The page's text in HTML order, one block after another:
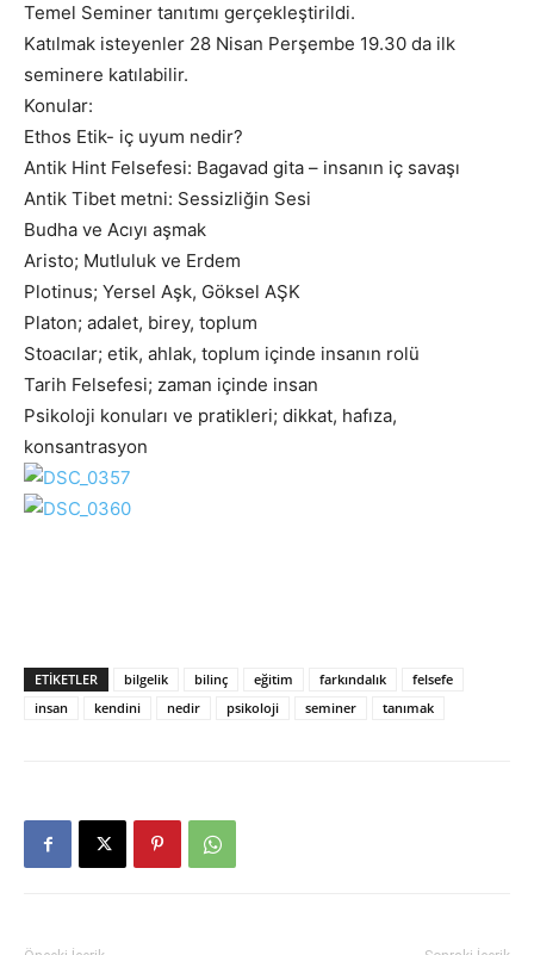
Temel Seminer tanıtımı gerçekleştirildi.
Katılmak isteyenler 28 Nisan Perşembe 19.30 da ilk
seminere katılabilir.
Konular:
Ethos Etik- iç uyum nedir?
Antik Hint Felsefesi: Bagavad gita – insanın iç savaşı
Antik Tibet metni: Sessizliğin Sesi
Budha ve Acıyı aşmak
Aristo; Mutluluk ve Erdem
Plotinus; Yersel Aşk, Göksel AŞK
Platon; adalet, birey, toplum
Stoacılar; etik, ahlak, toplum içinde insanın rolü
Tarih Felsefesi; zaman içinde insan
Psikoloji konuları ve pratikleri; dikkat, hafıza,
konsantrasyon
ETIKETLER bilgelik bilinç eğitim farkındalık
felsefe
insan
kendini nedir psikoloji seminer tanımak